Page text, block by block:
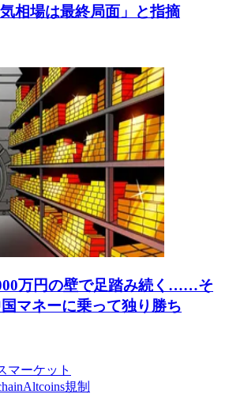
相場は最終局面」と指摘
万円の壁で足踏み続く……そ
マネーに乗って独り勝ち
マーケット
Altcoins規制